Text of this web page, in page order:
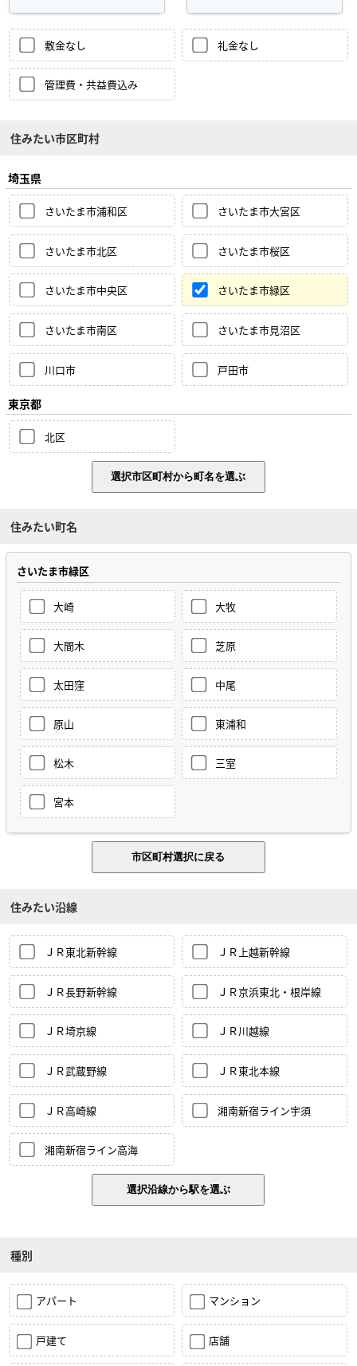
敷金なし 礼金なし
管理費・共益費込み
住みたい市区町村
埼玉県
さいたま市浦和区 さいたま市大宮区
さいたま市北区 さいたま市桜区
さいたま市中央区 さいたま市緑区
さいたま市南区 さいたま市見沼区
川口市 戸田市
東京都
北区
住みたい町名
さいたま市緑区
大崎 大牧
大間木 芝原
太田窪 中尾
原山 東浦和
松木 三室
宮本
住みたい沿線
ＪＲ東北新幹線 ＪＲ上越新幹線
ＪＲ長野新幹線 ＪＲ京浜東北・根岸線
ＪＲ埼京線 ＪＲ川越線
ＪＲ武蔵野線 ＪＲ東北本線
ＪＲ高崎線 湘南新宿ライン宇須
湘南新宿ライン高海
種別
アパート マンション
戸建て 店舗